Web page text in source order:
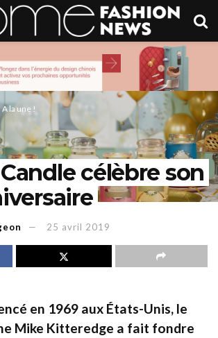
A la une !
célèbre son
25 avril 2019
en 1969 aux États-Unis, le
Mike Kitteredge a fait fondre